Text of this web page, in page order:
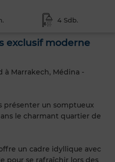
4 Sdb.
exclusif moderne
à Marrakech, Médina -
présenter un somptueux
le charmant quartier de
un cadre idyllique avec
pour se rafraîchir lors des